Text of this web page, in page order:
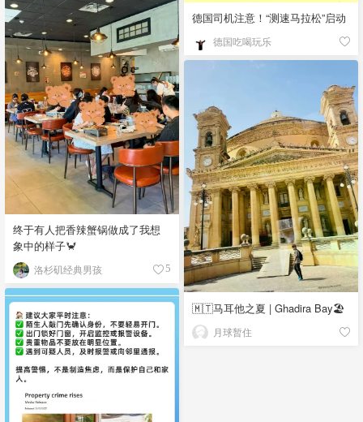
德国司机注意！“测速马拉松”启动
德国吃喝玩乐
终于有人把香辣蟹锅做成了我想
象中的样子🦀
洛杉矶经典男孩 5
🇲🇹马耳他之夏 | Ghadira Bay🏖️
月球暂住